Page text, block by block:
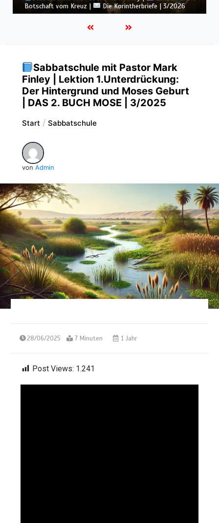
3/2026
Sabbatschule mit Pastor Mark
Finley | Lektion 1.Unterdrückung:
Der Hintergrund und Moses Geburt
| DAS 2. BUCH MOSE | 3/2025
Start Sabbatschule
von Admin
28/06/2025 7 Minuten 1 Jahr
Post Views: 1.241